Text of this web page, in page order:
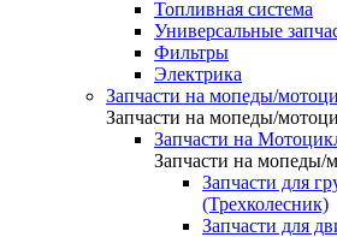
Топливная система
Универсальные
Фильтры
Электрика
Запчасти на мопеды/
Запчасти на мопеды/
Запчасти на
Запчасти на мопеды/
Запчасти для
(Трехколесник)
Запчасти для